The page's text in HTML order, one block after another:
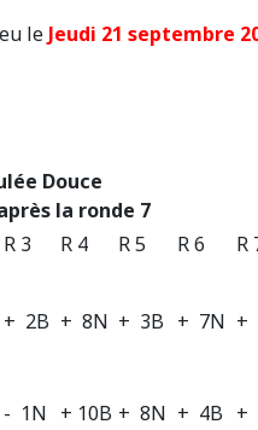
le Jeudi 21 septembre
Douce
la ronde 7
R 3 R 4 R 5 R 6 R
+ 2B + 8N + 3B + 7N +
- 1N + 10B + 8N + 4B +